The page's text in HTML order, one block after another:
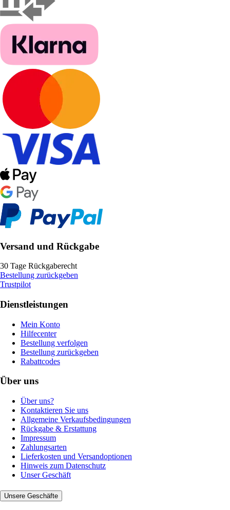
Versand und Rückgabe
30 Tage Rückgaberecht
Bestellung zurückgeben
Trustpilot
Dienstleistungen
Mein Konto
Hilfecenter
Bestellung verfolgen
Bestellung zurückgeben
Rabattcodes
Über uns
Über uns?
Kontaktieren Sie uns
Allgemeine Verkaufsbedingungen
Rückgabe & Erstattung
Impressum
Zahlungsarten
Lieferkosten und Versandoptionen
Hinweis zum Datenschutz
Unser Geschäft
Unsere Geschäfte